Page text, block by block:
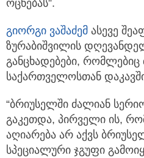
ოცნებას”.
გიორგი ვაშაძემ ასევე
ზურაბიშვილის
განცხადებები, რომლებიც
საქართველოსთან
“ბრიუსელში ძალიან
გაკეთდა, პირველი ის,
აღიარება არ აქვს
სპეციალური ჯგუფი